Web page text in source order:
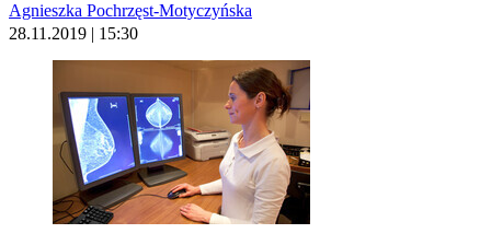
Agnieszka Pochrzęst-Motyczyńska
28.11.2019 | 15:30